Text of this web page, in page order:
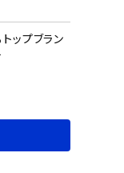
ップブラン